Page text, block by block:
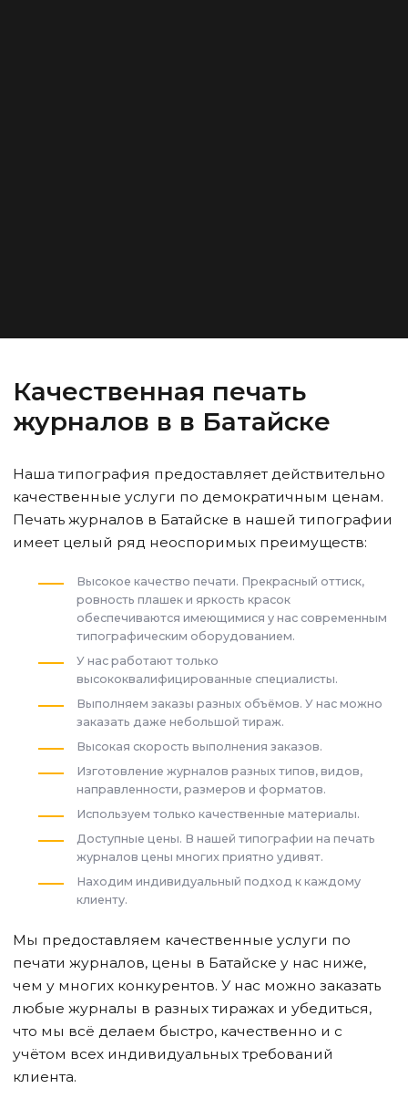
Качественная печать
журналов в в Батайске
Наша типография предоставляет действительно
качественные услуги по демократичным ценам.
Печать журналов в Батайске в нашей типографии
имеет целый ряд неоспоримых преимуществ:
Высокое качество печати. Прекрасный оттиск,
ровность плашек и яркость красок
обеспечиваются имеющимися у нас современным
типографическим оборудованием.
У нас работают только
высококвалифицированные специалисты.
Выполняем заказы разных объёмов. У нас можно
заказать даже небольшой тираж.
Высокая скорость выполнения заказов.
Изготовление журналов разных типов, видов,
направленности, размеров и форматов.
Используем только качественные материалы.
Доступные цены. В нашей типографии на печать
журналов цены многих приятно удивят.
Находим индивидуальный подход к каждому
клиенту.
Мы предоставляем качественные услуги по
печати журналов, цены в Батайске у нас ниже,
чем у многих конкурентов. У нас можно заказать
любые журналы в разных тиражах и убедиться,
что мы всё делаем быстро, качественно и с
учётом всех индивидуальных требований
клиента.